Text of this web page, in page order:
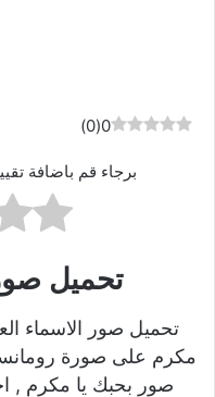
0
(
0
)
برجاء قم باضافة
تحميل
تحميل صور الاسماء
مكرم على صورة
صور بحبك يا مكرم ,